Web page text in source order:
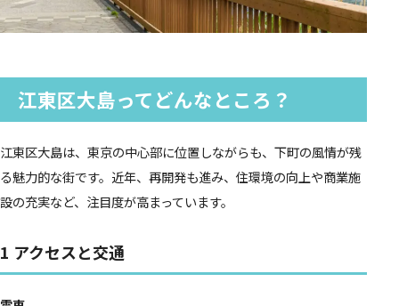
江東区大島ってどんなところ？
江東区大島は、東京の中心部に位置しながらも、下町の風情が残
る魅力的な街です。近年、再開発も進み、住環境の向上や商業施
設の充実など、注目度が高まっています。
1 アクセスと交通